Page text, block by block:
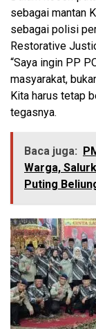
sebagai mantan
sebagai polisi
Restorative
“Saya ingin PP
masyarakat,
Kita harus tetap
tegasnya.
Baca juga:
Warga,
Puting